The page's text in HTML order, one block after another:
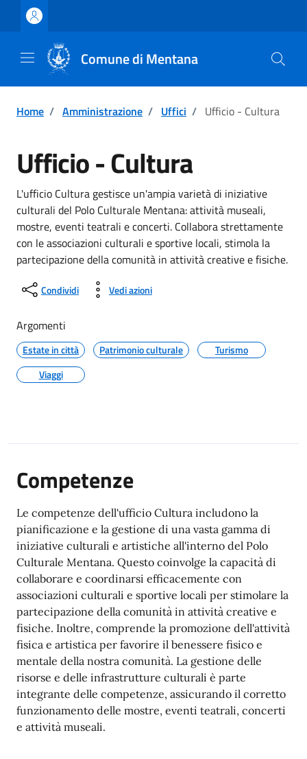
Vai ai contenuti
Vai al footer
Comune di Mentana
Home / Amministrazione / Uffici / Ufficio - Cultura
Ufficio - Cultura
L'ufficio Cultura gestisce un'ampia varietà di iniziative
culturali del Polo Culturale Mentana: attività museali,
mostre, eventi teatrali e concerti. Collabora strettamente
con le associazioni culturali e sportive locali, stimola la
partecipazione della comunità in attività creative e fisiche.
Condividi Vedi azioni
Argomenti
Estate in città Patrimonio culturale
Turismo
Viaggi
Competenze
Le competenze dell'ufficio Cultura includono la
pianificazione e la gestione di una vasta gamma di
iniziative culturali e artistiche all'interno del Polo
Culturale Mentana. Questo coinvolge la capacità di
collaborare e coordinarsi efficacemente con
associazioni culturali e sportive locali per stimolare la
partecipazione della comunità in attività creative e
fisiche. Inoltre, comprende la promozione dell'attività
fisica e artistica per favorire il benessere fisico e
mentale della nostra comunità. La gestione delle
risorse e delle infrastrutture culturali è parte
integrante delle competenze, assicurando il corretto
funzionamento delle mostre, eventi teatrali, concerti
e attività museali.